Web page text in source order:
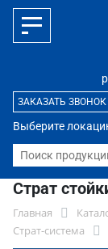
Выберите
ЗАКАЗАТЬ ЗВОНОК
Страт
Главная
Страт-система